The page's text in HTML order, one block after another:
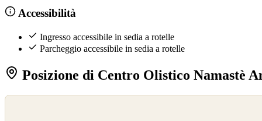
Accessibilità
Ingresso accessibile in sedia a rotelle
Parcheggio accessibile in sedia a rotelle
Posizione di Centro Olistico Namastè